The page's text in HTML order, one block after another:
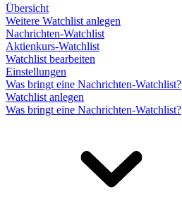
Übersicht
Weitere Watchlist anlegen
Nachrichten-Watchlist
Aktienkurs-Watchlist
Watchlist bearbeiten
Einstellungen
Was bringt eine Nachrichten-Watchlist?
Watchlist anlegen
Was bringt eine Nachrichten-Watchlist?